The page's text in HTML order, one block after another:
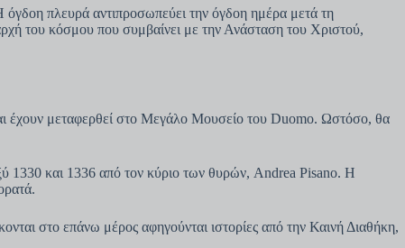
όγδοη πλευρά αντιπροσωπεύει την όγδοη ημέρα μετά τη
του κόσμου που συμβαίνει με την Ανάσταση του Χριστού,
έχουν μεταφερθεί στο Μεγάλο Μουσείο του Duomo. Ωστόσο, θα
1330 και 1336 από τον κύριο των θυρών, Andrea Pisano. Η
στο επάνω μέρος αφηγούνται ιστορίες από την Καινή Διαθήκη,